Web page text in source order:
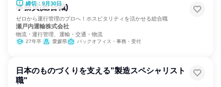
締切：9月30日
事務員(総合職)
ゼロから運行管理のプロへ！ホスピタリティを活かせる総合職
瀬戸内運輸株式会社
物流・運行管理、運輸・交通・物流
27年卒 愛媛県 バックオフィス・事務・受付
日本のものづくりを支える"製造スペシャリスト
職"